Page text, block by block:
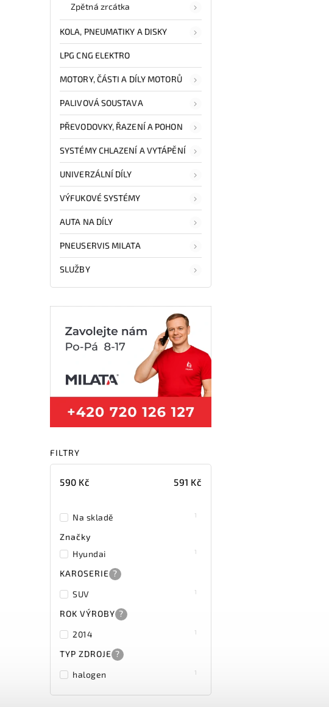
Zpětná zrcátka
KOLA, PNEUMATIKY A DISKY
LPG CNG ELEKTRO
MOTORY, ČÁSTI A DÍLY MOTORŮ
PALIVOVÁ SOUSTAVA
PŘEVODOVKY, ŘAZENÍ A POHON
SYSTÉMY CHLAZENÍ A VYTÁPĚNÍ
UNIVERZÁLNÍ DÍLY
VÝFUKOVÉ SYSTÉMY
AUTA NA DÍLY
PNEUSERVIS MILATA
SLUŽBY
FILTRY
590 Kč 591 Kč
Na skladě 1
Značky
Hyundai
1
KAROSERIE ?
SUV
1
ROK VÝROBY ?
2014
1
TYP ZDROJE ?
halogen
1